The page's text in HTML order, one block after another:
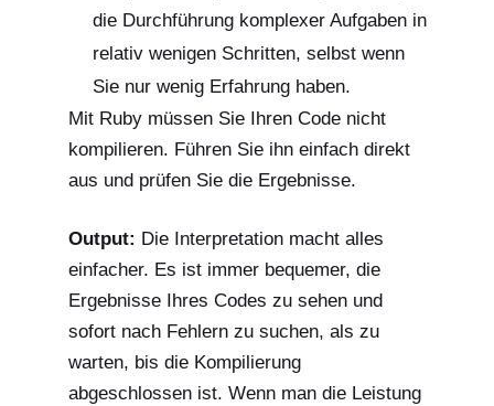
die Durchführung komplexer Aufgaben in
relativ wenigen Schritten, selbst wenn
Sie nur wenig Erfahrung haben.
Mit Ruby müssen Sie Ihren Code nicht
kompilieren. Führen Sie ihn einfach direkt
aus und prüfen Sie die Ergebnisse.
Output: Die Interpretation macht alles
einfacher. Es ist immer bequemer, die
Ergebnisse Ihres Codes zu sehen und
sofort nach Fehlern zu suchen, als zu
warten, bis die Kompilierung
abgeschlossen ist. Wenn man die Leistung